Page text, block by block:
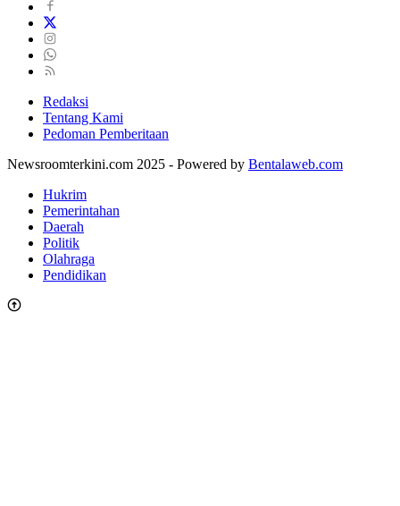
Redaksi
Tentang Kami
Pedoman Pemberitaan
Newsroomterkini.com 2025 - Powered by Bentalaweb.com
Hukrim
Pemerintahan
Daerah
Politik
Olahraga
Pendidikan